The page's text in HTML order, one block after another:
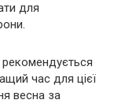
для
час для цієї
весна за